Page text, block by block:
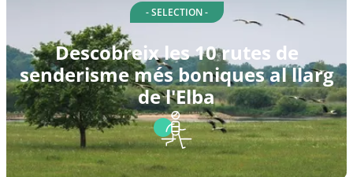
- SELECTION -
Descobreix les 10 rutes de
senderisme més boniques al llarg
de l'Elba